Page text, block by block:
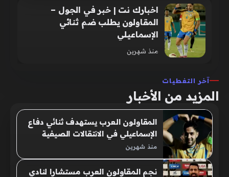
اخبارك نت | خبر في الجول –
المقاولون يطلب ضم ثنائي
الإسماعيلي
منذ شهرين
آخر التغطيات
المزيد من الأخبار
المقاولون العرب يستهدف ثنائي دفاع
الإسماعيلي في الانتقالات الصيفية
منذ شهرين
نجم المقاولون العرب مستشارا لنادي